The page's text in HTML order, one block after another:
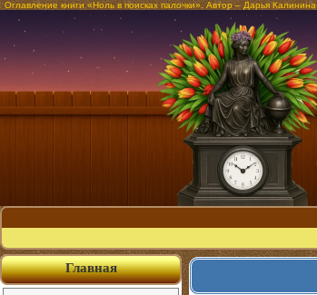
Оглавление книги «Ноль в поисках палочки». Автор – Дарья Калинина
Главная